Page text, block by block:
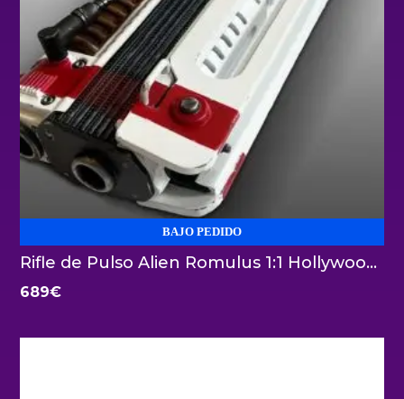
BAJO PEDIDO
Rifle de Pulso Alien Romulus 1:1 Hollywood Collectibles
689€